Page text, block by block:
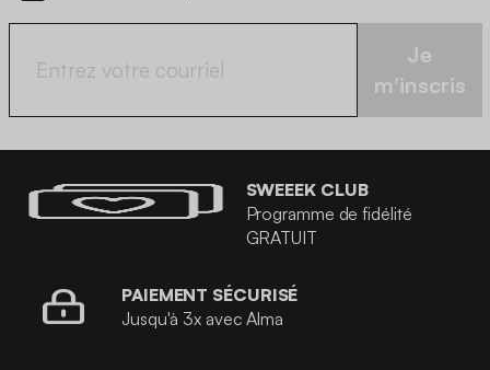
Je
m'inscris
SWEEEK CLUB
Programme de fidélité
GRATUIT
PAIEMENT SÉCURISÉ
Jusqu'à 3x avec Alma